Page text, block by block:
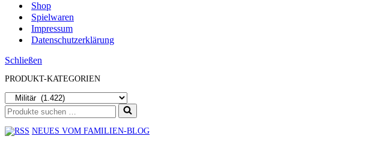
Shop
Spielwaren
Impressum
Datenschutzerklärung
Schließen
PRODUKT-KATEGORIEN
Suchen
nach …
NEUES VOM FAMILIEN-BLOG